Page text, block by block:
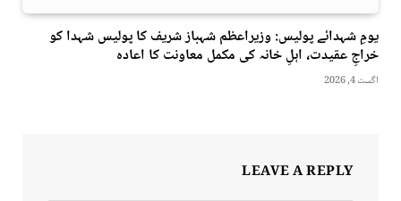
یومِ شہدائے پولیس: وزیراعظم شہباز شریف کا پولیس شہدا کو
خراجِ عقیدت، اہلِ خانہ کی مکمل معاونت کا اعادہ
اگست 4, 2026
LEAVE A REPLY